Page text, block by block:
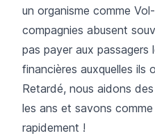
un organisme comme
compagnies abusent
pas payer aux passagers
financières auxquelles ils
Retardé, nous aidons
les ans et savons
rapidement !